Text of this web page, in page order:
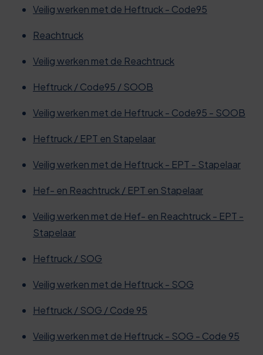
Veilig werken met de Heftruck - Code95
Reachtruck
Veilig werken met de Reachtruck
Heftruck / Code95 / SOOB
Veilig werken met de Heftruck - Code95 - SOOB
Heftruck / EPT en Stapelaar
Veilig werken met de Heftruck - EPT - Stapelaar
Hef- en Reachtruck / EPT en Stapelaar
Veilig werken met de Hef- en Reachtruck - EPT -
Stapelaar
Heftruck / SOG
Veilig werken met de Heftruck - SOG
Heftruck / SOG / Code 95
Veilig werken met de Heftruck - SOG - Code 95